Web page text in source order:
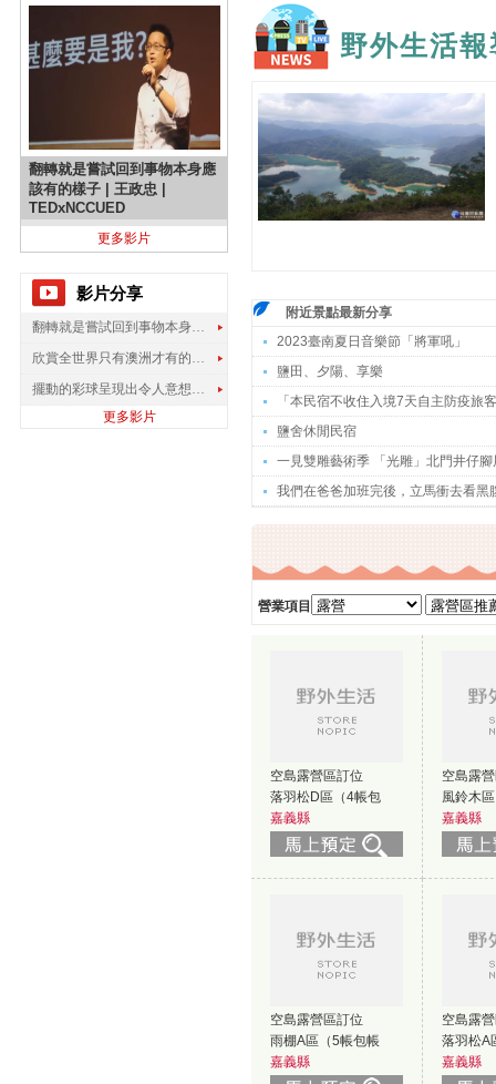
翻轉就是嘗試回到事物本身應
該有的樣子 | 王政忠 |
TEDxNCCUED
更多影片
影片分享
翻轉就是嘗試回到事物本身應該有的樣子 | 王政忠 | TEDxNCCUED
欣賞全世界只有澳洲才有的孔雀蜘蛛
擺動的彩球呈現出令人意想不到的視覺效果
更多影片
野外生活報
附近景點最新分享
2023臺南夏日音樂節「將軍吼」
鹽田、夕陽、享樂
「本民宿不收住入境7天自主防疫旅
鹽舍休閒民宿
一見雙雕藝術季 「光雕」北門井仔腳
我們在爸爸加班完後，立馬衝去看黑
營業項目
空島露營區訂位
落羽松D區（4帳包
嘉義縣
空島露
風鈴木
嘉義縣
空島露營區訂位
雨棚A區（5帳包帳
嘉義縣
空島露
落羽松A
嘉義縣